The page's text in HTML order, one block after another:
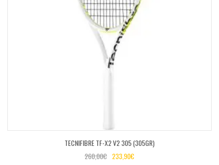
TECNIFIBRE TF-X2 V2 305 (305GR)
260,00€ 233,90€